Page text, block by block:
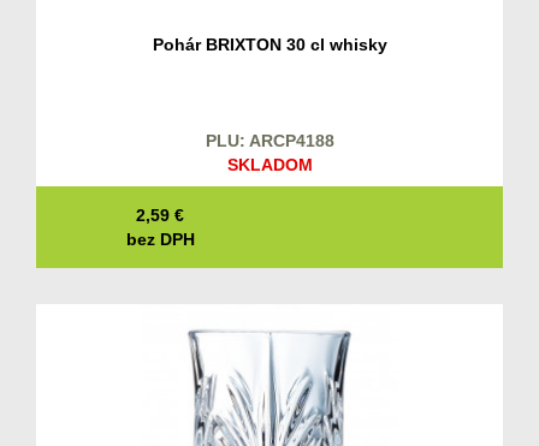
Pohár BRIXTON 30 cl whisky
PLU: ARCP4188
SKLADOM
2,59 €
bez DPH